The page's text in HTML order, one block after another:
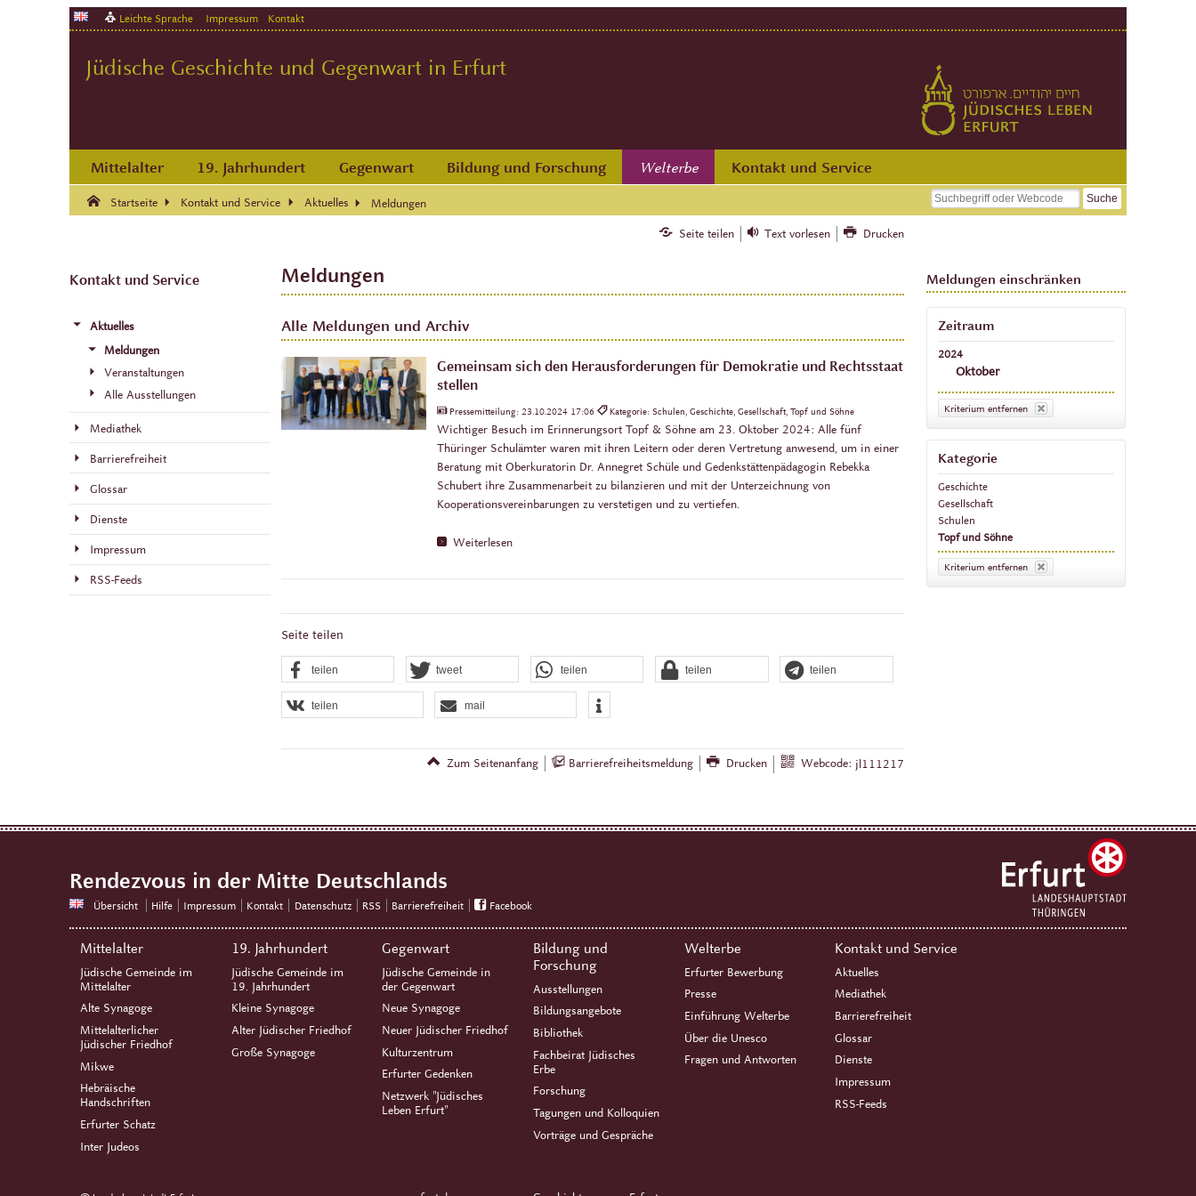
Leichte Sprache Impressum Kontakt
Jüdische Geschichte und Gegenwart in Erfurt
Mittelalter 19. Jahrhundert Gegenwart Bildung und Forschung Welterbe Kontakt und Service
Startseite Kontakt und Service Aktuelles Meldungen
Seite teilen Text vorlesen Drucken
Meldungen
Alle Meldungen und Archiv
Gemeinsam sich den Herausforderungen für Demokratie und Rechtsstaat
stellen
Pressemitteilung: 23.10.2024 17:06 Kategorie: Schulen, Geschichte, Gesellschaft, Topf und Söhne
Wichtiger Besuch im Erinnerungsort Topf & Söhne am 23. Oktober 2024: Alle fünf
Thüringer Schulämter waren mit ihren Leitern oder deren Vertretung anwesend, um in einer
Beratung mit Oberkuratorin Dr. Annegret Schüle und Gedenkstättenpädagogin Rebekka
Schubert ihre Zusammenarbeit zu bilanzieren und mit der Unterzeichnung von
Kooperationsvereinbarungen zu verstetigen und zu vertiefen.
Weiterlesen
Seite teilen
teilen tweet teilen teilen teilen
teilen mail
Zum Seitenanfang Barrierefreiheitsmeldung Drucken Webcode: jl111217
Meldungen einschränken
Zeitraum
2024
Oktober
Kriterium entfernen
Kategorie
Geschichte
Gesellschaft
Schulen
Topf und Söhne
Kriterium entfernen
Kontakt und Service
Aktuelles
Meldungen
Veranstaltungen
Alle Ausstellungen
Mediathek
Barrierefreiheit
Glossar
Dienste
Impressum
RSS-Feeds
Rendezvous in der Mitte Deutschlands
Übersicht Hilfe Impressum Kontakt Datenschutz RSS Barrierefreiheit Facebook
Mittelalter
Jüdische Gemeinde im
Mittelalter
Alte Synagoge
Mittelalterlicher
Jüdischer Friedhof
Mikwe
Hebräische
Handschriften
Erfurter Schatz
Inter Judeos
19. Jahrhundert
Jüdische Gemeinde im
19. Jahrhundert
Kleine Synagoge
Alter Jüdischer Friedhof
Große Synagoge
Gegenwart
Jüdische Gemeinde in
der Gegenwart
Neue Synagoge
Neuer Jüdischer Friedhof
Kulturzentrum
Erfurter Gedenken
Netzwerk "Jüdisches
Leben Erfurt"
Bildung und
Forschung
Ausstellungen
Bildungsangebote
Bibliothek
Fachbeirat Jüdisches
Erbe
Forschung
Tagungen und Kolloquien
Vorträge und Gespräche
Welterbe
Erfurter Bewerbung
Presse
Einführung Welterbe
Über die Unesco
Fragen und Antworten
Kontakt und Service
Aktuelles
Mediathek
Barrierefreiheit
Glossar
Dienste
Impressum
RSS-Feeds